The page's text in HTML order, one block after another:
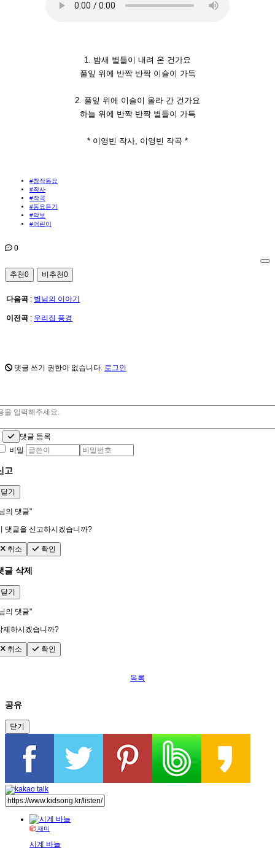
1. 밤새 별들이 내려 온 건가요
풀잎 위에 반짝 반짝 이슬이 가득
2. 풀잎 위에 이슬이 올라 간 건가요
하늘 위에 반짝 반짝 별들이 가득
* 이영빈 작사, 이영빈 작곡 *
#창작동요
#작사
#작곡
#동요듣기
#악보
#어린이
0
추천0 비추천0
다음곡 : 별님의 이야기
이전곡 : 우리집 풍경
댓글 쓰기 권한이 없습니다. 로그인
댓글 등록
비밀
고
닫기
의 댓글"
댓글을 신고하시겠습니까?
취소 확인
글 삭제
닫기
의 댓글"
제하시겠습니까?
취소 확인
목록
공유
닫기
재미
시계 바늘